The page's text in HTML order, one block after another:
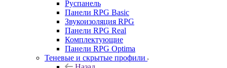
Руспанель
Панели RPG Basic
Звукоизоляция RPG
Панели RPG Real
Комплектующие
Панели RPG Optima
Теневые и скрытые профили